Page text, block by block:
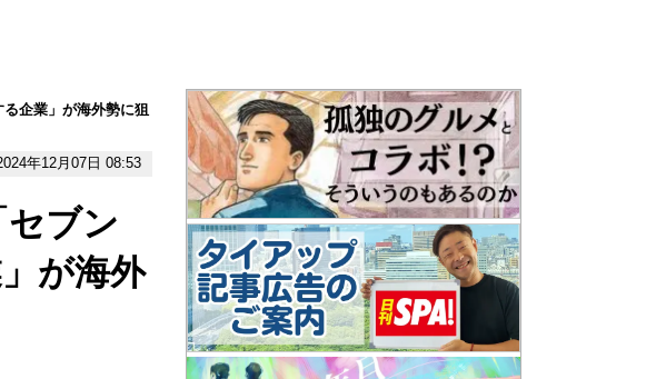
企業」が海外勢に狙
年12月07日 08:53
ブン
が海外